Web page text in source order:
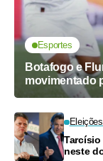
Esportes
Botafogo e
movimentado
Tarcísio
neste